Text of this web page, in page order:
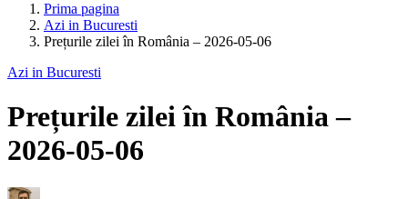
Prima pagina
Azi in Bucuresti
Prețurile zilei în România – 2026-05-06
Azi in Bucuresti
Prețurile zilei în România –
2026-05-06